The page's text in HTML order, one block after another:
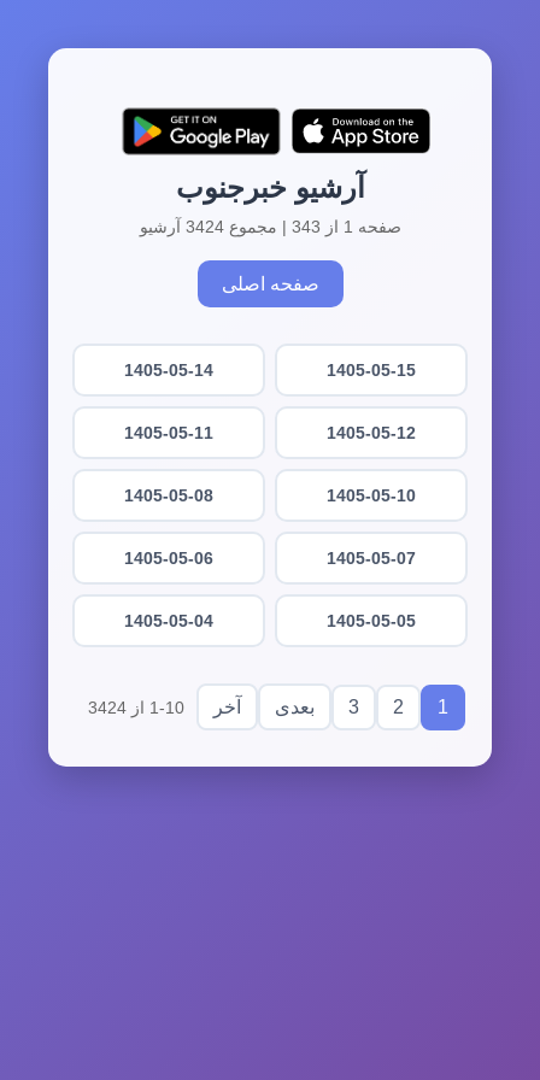
آرشیو خبرجنوب
صفحه 1 از 343 | مجموع 3424 آرشیو
صفحه اصلی
1405-05-15
1405-05-14
1405-05-12
1405-05-11
1405-05-10
1405-05-08
1405-05-07
1405-05-06
1405-05-05
1405-05-04
1
2
3 بعدی آخر 1-10 از 3424